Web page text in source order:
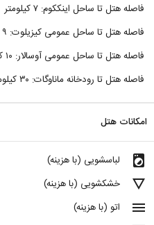
فاصله هتل تا ساحل اینککوم: ۷ کیلومتر
فاصله هتل تا ساحل عمومی کیزیلوت: ۹ کیلومتر
فاصله هتل تا ساحل عمومی آوسالار: ۱۰ کیلومتر
فاصله هتل تا رودخانه ماناوگات: ۳۰ کیلومتر
امکانات هتل
local_laundry_service لباسشویی (با هزینه)
details خشکشویی (با هزینه)
menu اتو (با هزینه)